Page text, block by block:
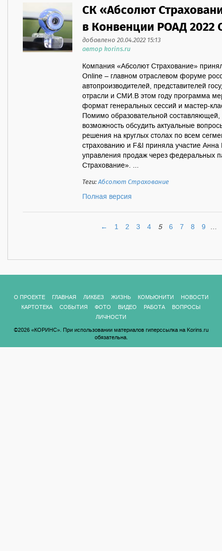
СК «Абсолют
в Конвенции РОАД 2022
добавлено 20.04.2022 15:13
автор korins.ru
Компания «Абсолют Страхование»
Online – главном отраслевом форуме
автопроизводителей, представителей
отрасли и СМИ.В этом году программа
формат генеральных сессий и мастер-
Помимо образовательной
возможность обсудить актуальные
решения на круглых столах по всем
страхованию и F&I приняла участие Анна
управления продаж через федеральных
Страхование». ...
Теги:Абсолют Страхование
Полная версия
← 1 2 3 4 5 6 7 8 9 …
О ПРОЕКТЕ ГЛАВНАЯ ЛИКБЕЗ ЖИЗНЬ КОМЬЮНИТИ
НОВОСТИ
КАРТОТЕКА
СОБЫТИЯ ФОТО ВИДЕО РАБОТА
ВОПРОСЫ
ЛИЧНОСТИ
©2026 «КОРИНС». При использовании материалов гиперссылка на Korins.ru
обязательна.